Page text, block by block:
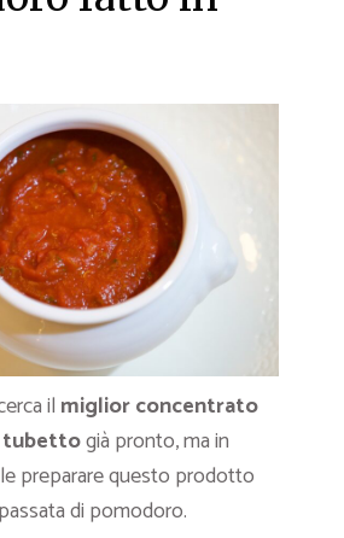
il migliorconcentrato
tubettogià pronto, ma in
preparare questo prodotto
di pomodoro.